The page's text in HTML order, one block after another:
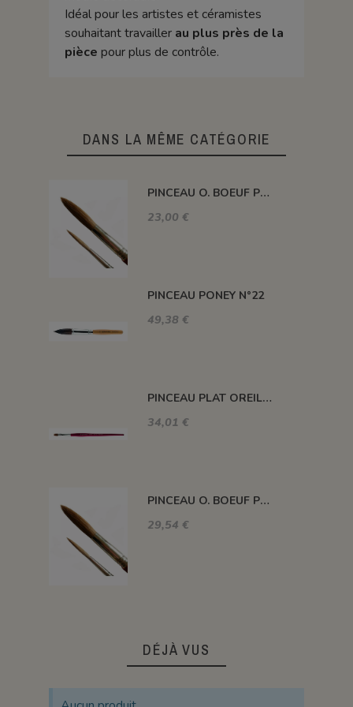
Idéal pour les artistes et céramistes
souhaitant travailler au plus près de la
pièce pour plus de contrôle.
DANS LA MÊME CATÉGORIE
PINCEAU O. BOEUF POIL LONG N°14
23,00 €
PINCEAU PONEY N°22
49,38 €
PINCEAU PLAT OREILLE BOEUF N°20
34,01 €
PINCEAU O. BOEUF POIL LONG N°16
29,54 €
DÉJÀ VUS